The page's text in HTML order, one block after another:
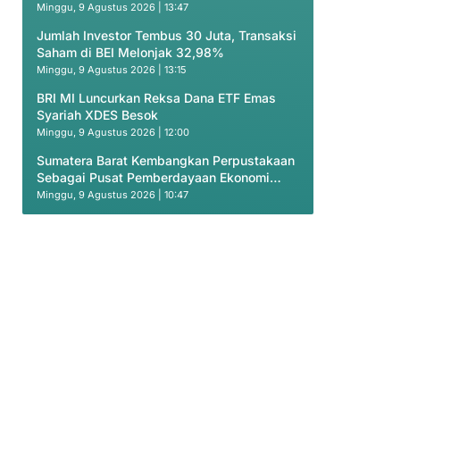
Minggu, 9 Agustus 2026 | 13:47
Jumlah Investor Tembus 30 Juta, Transaksi
Saham di BEI Melonjak 32,98%
Minggu, 9 Agustus 2026 | 13:15
BRI MI Luncurkan Reksa Dana ETF Emas
Syariah XDES Besok
Minggu, 9 Agustus 2026 | 12:00
Sumatera Barat Kembangkan Perpustakaan
Sebagai Pusat Pemberdayaan Ekonomi
Masyarakat
Minggu, 9 Agustus 2026 | 10:47